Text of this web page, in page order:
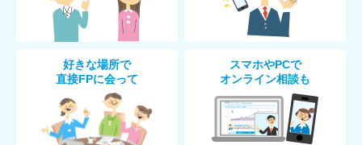
好きな場所で
直接FPに会って
スマホやPCで
オンライン相談も